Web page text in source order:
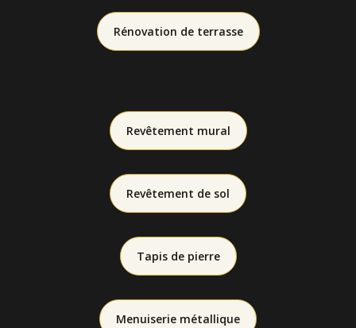
Rénovation de terrasse
Revêtement mural
Revêtement de sol
Tapis de pierre
Menuiserie métallique